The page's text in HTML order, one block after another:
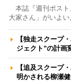
本誌『週刊ポスト
大家さん」がいよ
【独走スクープ
ジェクト”の計
【追及スクープ
明かされる柳瀬